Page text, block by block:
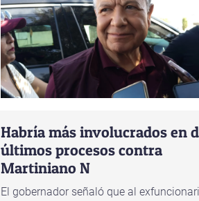
Habría más involucrados en
últimos procesos contra
Martiniano N
El gobernador señaló que al